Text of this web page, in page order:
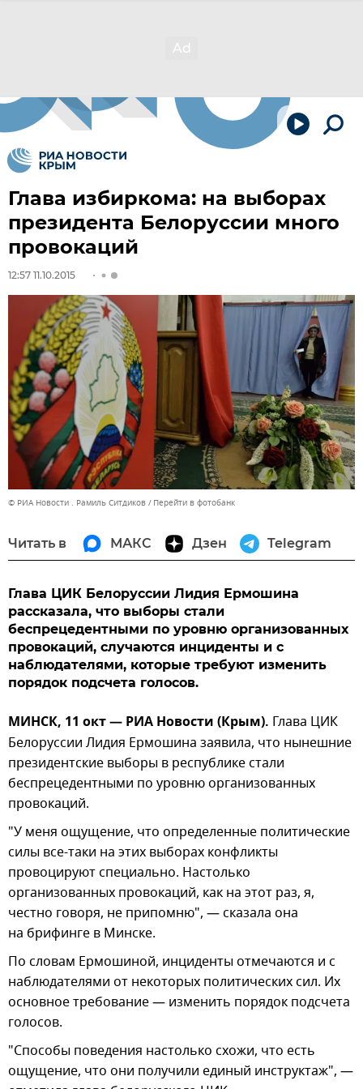
Глава избиркома: на выборах
президента Белоруссии много
провокаций
12:57 11.10.2015
© РИА Новости . Рамиль Ситдиков Перейти в фотобанк
Читать в МАКС Дзен Telegram
Глава ЦИК Белоруссии Лидия Ермошина
рассказала, что выборы стали
беспрецедентными по уровню организованных
провокаций, случаются инциденты и с
наблюдателями, которые требуют изменить
порядок подсчета голосов.
МИНСК, 11 окт — РИА Новости (Крым). Глава ЦИК
Белоруссии Лидия Ермошина заявила, что нынешние
президентские выборы в республике стали
беспрецедентными по уровню организованных
провокаций.
"У меня ощущение, что определенные политические
силы все-таки на этих выборах конфликты
провоцируют специально. Настолько
организованных провокаций, как на этот раз, я,
честно говоря, не припомню", — сказала она
на брифинге в Минске.
По словам Ермошиной, инциденты отмечаются и с
наблюдателями от некоторых политических сил. Их
основное требование — изменить порядок подсчета
голосов.
"Способы поведения настолько схожи, что есть
ощущение, что они получили единый инструктаж", —